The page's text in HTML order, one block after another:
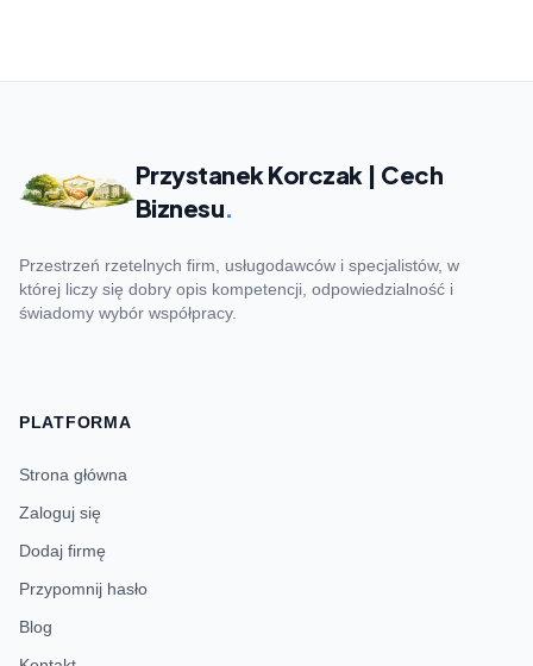
Przystanek Korczak | Cech
Biznesu.
Przestrzeń rzetelnych firm, usługodawców i specjalistów, w
której liczy się dobry opis kompetencji, odpowiedzialność i
świadomy wybór współpracy.
PLATFORMA
Strona główna
Zaloguj się
Dodaj firmę
Przypomnij hasło
Blog